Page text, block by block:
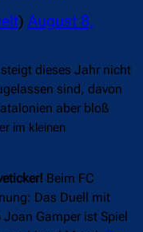
) August 8,
dieses Jahr nicht
sind, davon
aber bloß
im kleinen
Beim FC
Das Duell mit
Gamper ist Spiel